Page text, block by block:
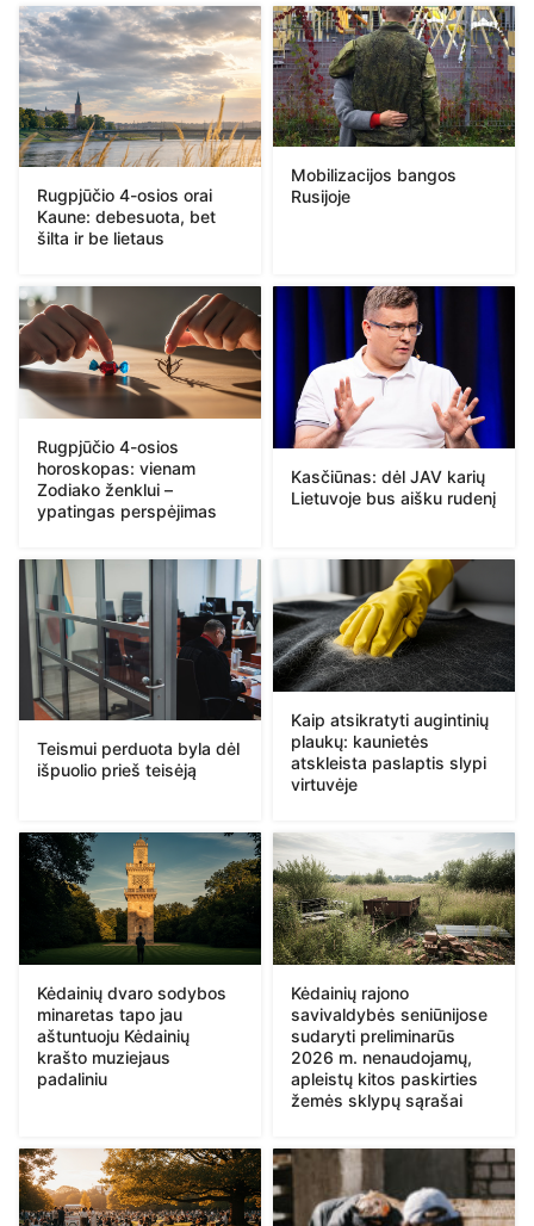
Rugpjūčio 4-osios orai
Kaune: debesuota, bet
šilta ir be lietaus
Mobilizacijos bangos
Rusijoje
Rugpjūčio 4-osios
horoskopas: vienam
Zodiako ženklui –
ypatingas perspėjimas
Kasčiūnas: dėl JAV karių
Lietuvoje bus aišku rudenį
Teismui perduota byla dėl
išpuolio prieš teisėją
Kaip atsikratyti augintinių
plaukų: kaunietės
atskleista paslaptis slypi
virtuvėje
Kėdainių dvaro sodybos
minaretas tapo jau
aštuntuoju Kėdainių
krašto muziejaus
padaliniu
Kėdainių rajono
savivaldybės seniūnijose
sudaryti preliminarūs
2026 m. nenaudojamų,
apleistų kitos paskirties
žemės sklypų sąrašai